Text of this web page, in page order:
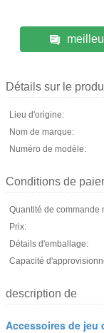
Détails sur le
Lieu d'origine:
Nom de marque:
Numéro de modèle:
Conditions de
Quantité de commande
Prix:
Détails d'emballage:
Capacité
description de
Accessoires de jeu